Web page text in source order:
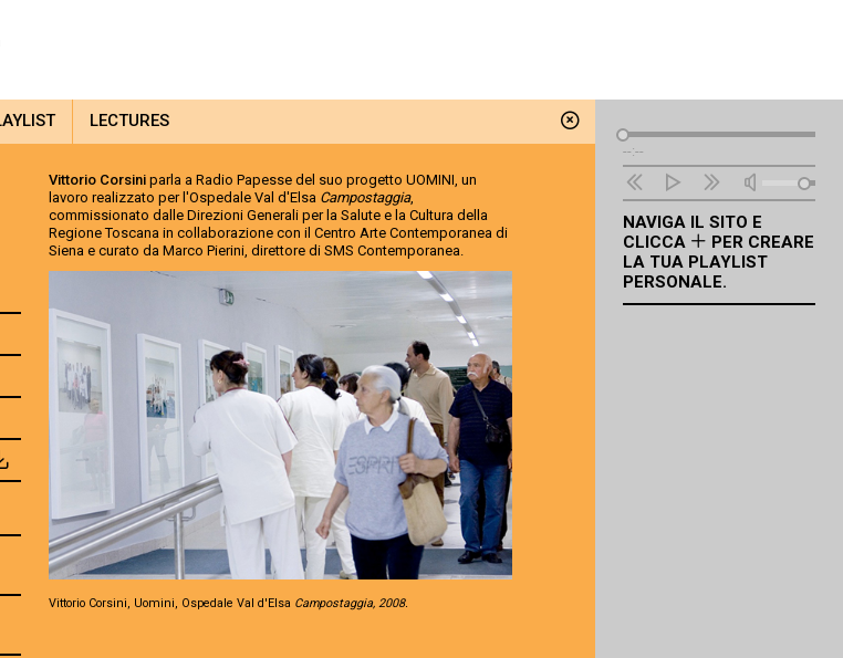
LECTURES
Vittorio Corsini parla a Radio Papesse del suo progetto UOMINI, un
lavoro realizzato per l'Ospedale Val d'Elsa Campostaggia,
commissionato dalle Direzioni Generali per la Salute e la Cultura della
Regione Toscana in collaborazione con il Centro Arte Contemporanea di
Siena e curato da Marco Pierini, direttore di SMS Contemporanea.
Vittorio Corsini, Uomini, Ospedale Val d'Elsa Campostaggia, 2008.
Lettore
Audio
--:--
NAVIGA IL SITO E
CLICCA
PER CREARE
LA TUA PLAYLIST
PERSONALE.